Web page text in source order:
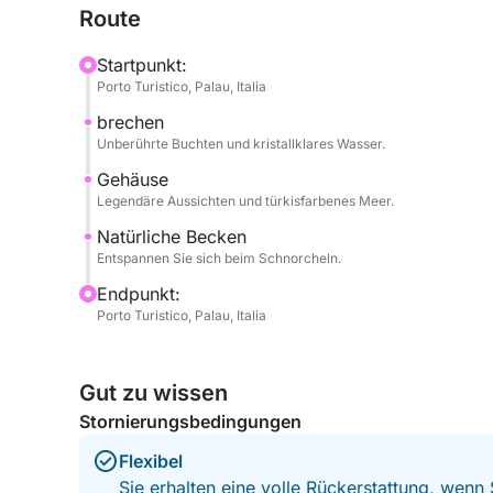
je nach Wetter- und Seebedingungen sowie den
An Bord erwarten Sie großzügige
Segelns, fernab von Trubel und Lärm.
Perfekt für Paare, Familien oder
authentisch, elegant und entspannt zu entdecken.
Route
Startpunkt:
Porto Turistico, Palau, Italia
brechen
Unberührte Buchten und kristallklares Wasser.
Gehäuse
Legendäre Aussichten und türkisfarbenes Meer.
Natürliche Becken
Entspannen Sie sich beim Schnorcheln.
Endpunkt:
Porto Turistico, Palau, Italia
Gut zu wissen
Stornierungsbedingungen
Flexibel
Sie erhalten eine volle Rückerstattung,